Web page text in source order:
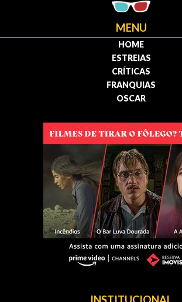
MENU
HOME
ESTREIAS
CRÍTICAS
FRANQUIAS
OSCAR